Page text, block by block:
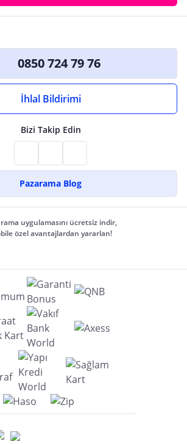
0850 724 79 76
İhlal Bildirimi
Bizi Takip Edin
Pazarama Blog
uygulamasını ücretsiz indir,
özel avantajlardan yararlan!